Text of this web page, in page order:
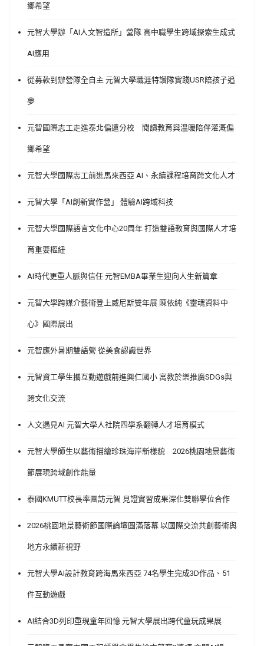
鄉希望
元智大學辦「AI人文智造所」營隊 高中職學生跨域探索生成式
AI應用
從募款到辦營隊全自主 元智大學職涯特讚隊實踐USR陪孩子追
夢
元智國際志工走進泰北偏遠分校 閱讀教育與溫暖陪伴灌溉偏
鄉希望
元智大學國際志工前進馬來西亞 AI、永續課程培育跨文化人才
元智大學「AI創新實作營」 體驗AI跨域科技
元智大學國際語言文化中心20周年 打造雙語教育與國際人才培
育重要樞紐
AI時代更重人脈與信任 元智EMBA畢業生迎向人生新篇章
元智大學跨媒介藝術登上威尼斯雙年展 陳依純《靈魂資料中
心》國際展出
元智應外暑期雙語營 從美食認識世界
元智資工學生攜互動遊戲前進興仁國小 寓教於樂推廣SDGs與
跨文化交流
人文遇見AI 元智大學人社院四學系翻轉人才培育模式
元智大學師生以藝術描繪珍珠海岸新樣貌 2026桃園地景藝術
節展現跨域創作能量
泰國KMUTT校長率團訪元智 見證實習成果深化雙聯學位合作
2026桃園地景藝術節國際論壇圓滿落幕 以國際交流共創藝術與
地方永續新視野
元智大學AI設計教育跨海馬來西亞 74名學生完成3D作品、51
件互動遊戲
AI結合3D列印重現童年回憶 元智大學展出跨代童玩成果展